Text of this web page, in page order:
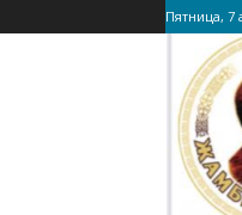
Пятница, 7